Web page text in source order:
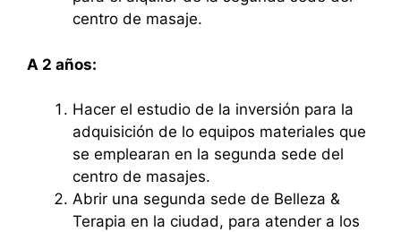
centro de masaje.
A 2 años:
Hacer el estudio de la inversión para la
adquisición de lo equipos materiales que
se emplearan en la segunda sede del
centro de masajes.
Abrir una segunda sede de Belleza &
Terapia en la ciudad, para atender a los